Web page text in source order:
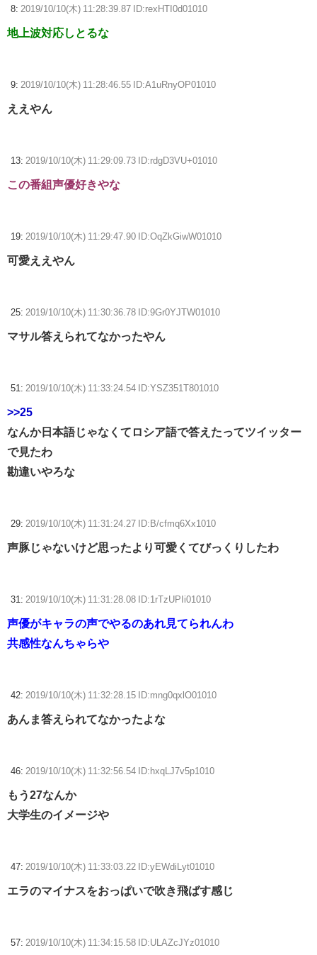
8: 2019/10/10(木) 11:28:39.87 ID:rexHTI0d01010
地上波対応しとるな
9: 2019/10/10(木) 11:28:46.55 ID:A1uRnyOP01010
ええやん
13: 2019/10/10(木) 11:29:09.73 ID:rdgD3VU+01010
この番組声優好きやな
19: 2019/10/10(木) 11:29:47.90 ID:OqZkGiwW01010
可愛ええやん
25: 2019/10/10(木) 11:30:36.78 ID:9Gr0YJTW01010
マサル答えられてなかったやん
51: 2019/10/10(木) 11:33:24.54 ID:YSZ351T801010
>>25
なんか日本語じゃなくてロシア語で答えたってツイッター
で見たわ
勘違いやろな
29: 2019/10/10(木) 11:31:24.27 ID:B/cfmq6Xx1010
声豚じゃないけど思ったより可愛くてびっくりしたわ
31: 2019/10/10(木) 11:31:28.08 ID:1rTzUPIi01010
声優がキャラの声でやるのあれ見てられんわ
共感性なんちゃらや
42: 2019/10/10(木) 11:32:28.15 ID:mng0qxlO01010
あんま答えられてなかったよな
46: 2019/10/10(木) 11:32:56.54 ID:hxqLJ7v5p1010
もう27なんか
大学生のイメージや
47: 2019/10/10(木) 11:33:03.22 ID:yEWdiLyt01010
エラのマイナスをおっぱいで吹き飛ばす感じ
57: 2019/10/10(木) 11:34:15.58 ID:ULAZcJYz01010